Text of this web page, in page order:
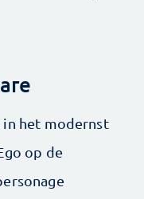
in het modernst
op de